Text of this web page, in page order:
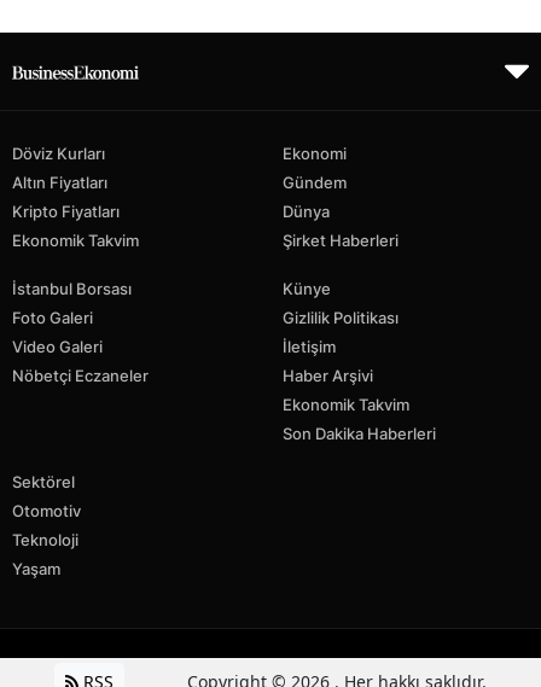
Döviz Kurları
Altın Fiyatları
Kripto Fiyatları
Ekonomik Takvim
Ekonomi
Gündem
Dünya
Şirket Haberleri
İstanbul Borsası
Foto Galeri
Video Galeri
Nöbetçi Eczaneler
Künye
Gizlilik Politikası
İletişim
Haber Arşivi
Ekonomik Takvim
Son Dakika Haberleri
Sektörel
Otomotiv
Teknoloji
Yaşam
RSS Copyright © 2026 . Her hakkı saklıdır.